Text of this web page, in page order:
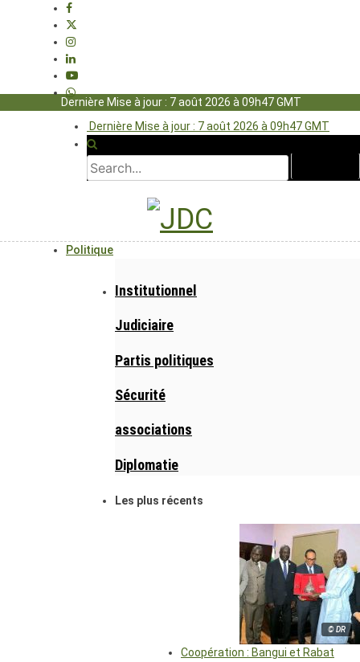
Dernière Mise à jour : 7 août 2026 à 09h47 GMT
Dernière Mise à jour : 7 août 2026 à 09h47 GMT
Politique
Institutionnel
Judiciaire
Partis politiques
Sécurité
associations
Diplomatie
Les plus récents
© DR
Coopération : Bangui et Rabat